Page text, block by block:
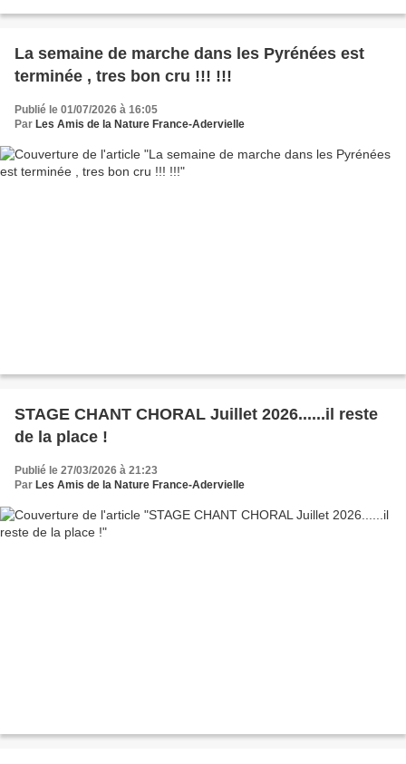
La semaine de marche dans les Pyrénées est
terminée , tres bon cru !!! !!!
Publié le 01/07/2026 à 16:05
Par Les Amis de la Nature France-Adervielle
STAGE CHANT CHORAL Juillet 2026......il reste
de la place !
Publié le 27/03/2026 à 21:23
Par Les Amis de la Nature France-Adervielle